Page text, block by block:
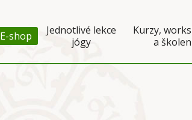
E-shop
Jednotlivé lekce
jógy
Kurzy,
a